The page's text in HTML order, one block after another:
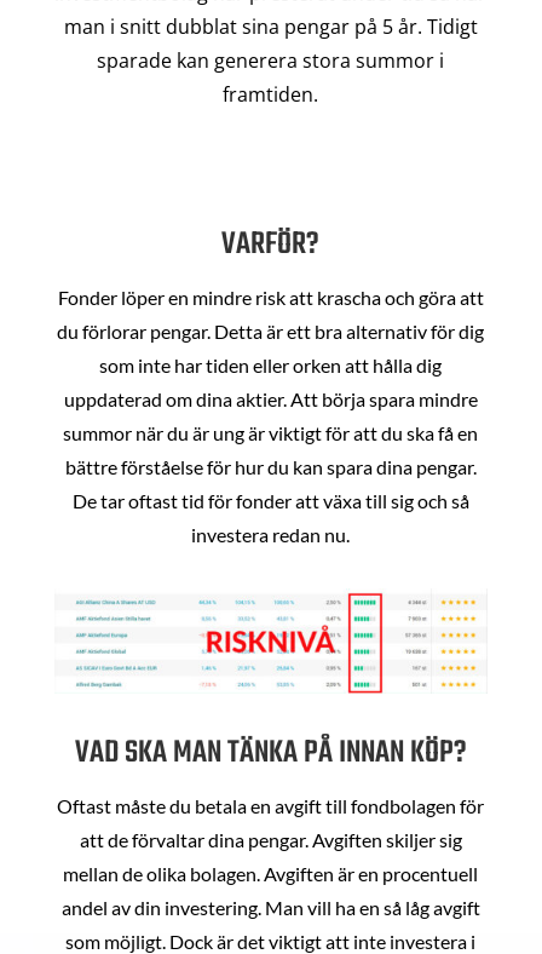
man i snitt dubblat sina pengar på 5 år. Tidigt
sparade kan generera stora summor i
framtiden.
VARFÖR?
Fonder löper en mindre risk att krascha och göra att
du förlorar pengar. Detta är ett bra alternativ för dig
som inte har tiden eller orken att hålla dig
uppdaterad om dina aktier. Att börja spara mindre
summor när du är ung är viktigt för att du ska få en
bättre förståelse för hur du kan spara dina pengar.
De tar oftast tid för fonder att växa till sig och så
investera redan nu.
VAD SKA MAN TÄNKA PÅ INNAN KÖP?
Oftast måste du betala en avgift till fondbolagen för
att de förvaltar dina pengar. Avgiften skiljer sig
mellan de olika bolagen. Avgiften är en procentuell
andel av din investering. Man vill ha en så låg avgift
som möjligt. Dock är det viktigt att inte investera i